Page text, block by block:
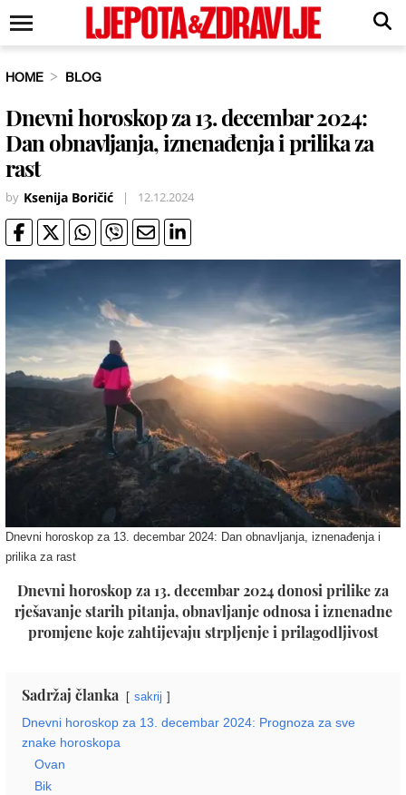
HOME BLOG
Dnevni horoskop za 13. decembar 2024:
Dan obnavljanja, iznenađenja i prilika za
rast
by Ksenija Boričić | 12.12.2024
Dnevni horoskop za 13. decembar 2024: Dan obnavljanja, iznenađenja i
prilika za rast
Dnevni horoskop za 13. decembar 2024 donosi prilike za
rješavanje starih pitanja, obnavljanje odnosa i iznenadne
promjene koje zahtijevaju strpljenje i prilagodljivost
Sadržaj članka sakrij
Dnevni horoskop za 13. decembar 2024: Prognoza za sve
znake horoskopa
Ovan
Bik